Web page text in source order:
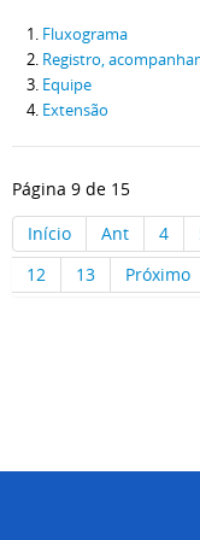
Fluxograma
Registro,
Equipe
Extensão
Página 9 de 15
Início
Ant 4
12
13 Próximo